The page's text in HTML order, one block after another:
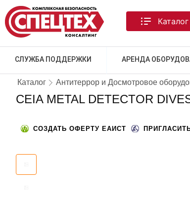
СЛУЖБА ПОДДЕРЖКИ АРЕНДА
Каталог
Каталог Антитеррор и Досмотровое
CEIA METAL DETECTOR
СОЗДАТЬ ОФЕРТУ ЕАИСТ